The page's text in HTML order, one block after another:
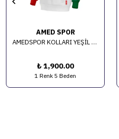
AMED SPOR
AMEDSPOR KOLLARI YEŞİL KIRMIZI KAPÜŞONLU SWEAT
₺ 1,900.00
1 Renk 5 Beden